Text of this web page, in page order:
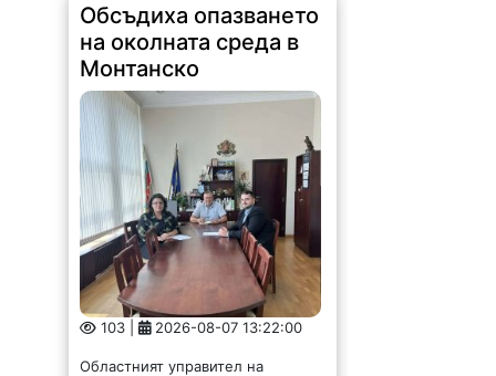
Обсъдиха опазването
на околната среда в
Монтанско
103 | 2026-08-07 13:22:00
Областният управител на